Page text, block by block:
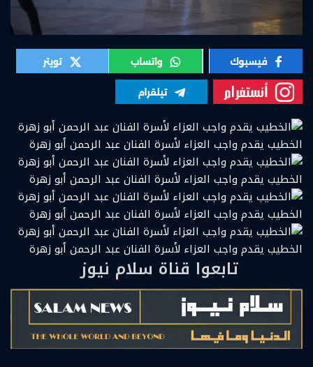
الخطيب يقدم واجب العزاء لأسرة الفنان عبد الرحمن أبو زهرة
الخطيب يقدم واجب العزاء لأسرة الفنان عبد الرحمن أبو زهرة
الخطيب يقدم واجب العزاء لأسرة الفنان عبد الرحمن أبو زهرة
الخطيب يقدم واجب العزاء لأسرة الفنان عبد الرحمن أبو زهرة
تابعوا قناة سلام نيوز